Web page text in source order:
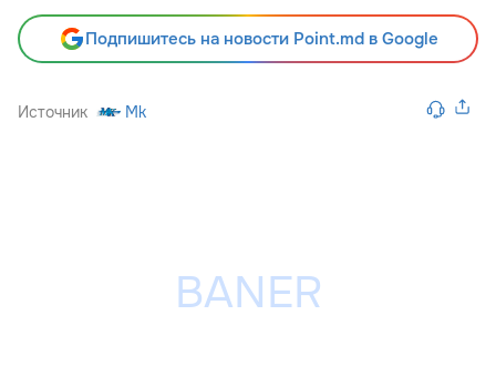
Подпишитесь на новости Point.md в Google
Источник Mk